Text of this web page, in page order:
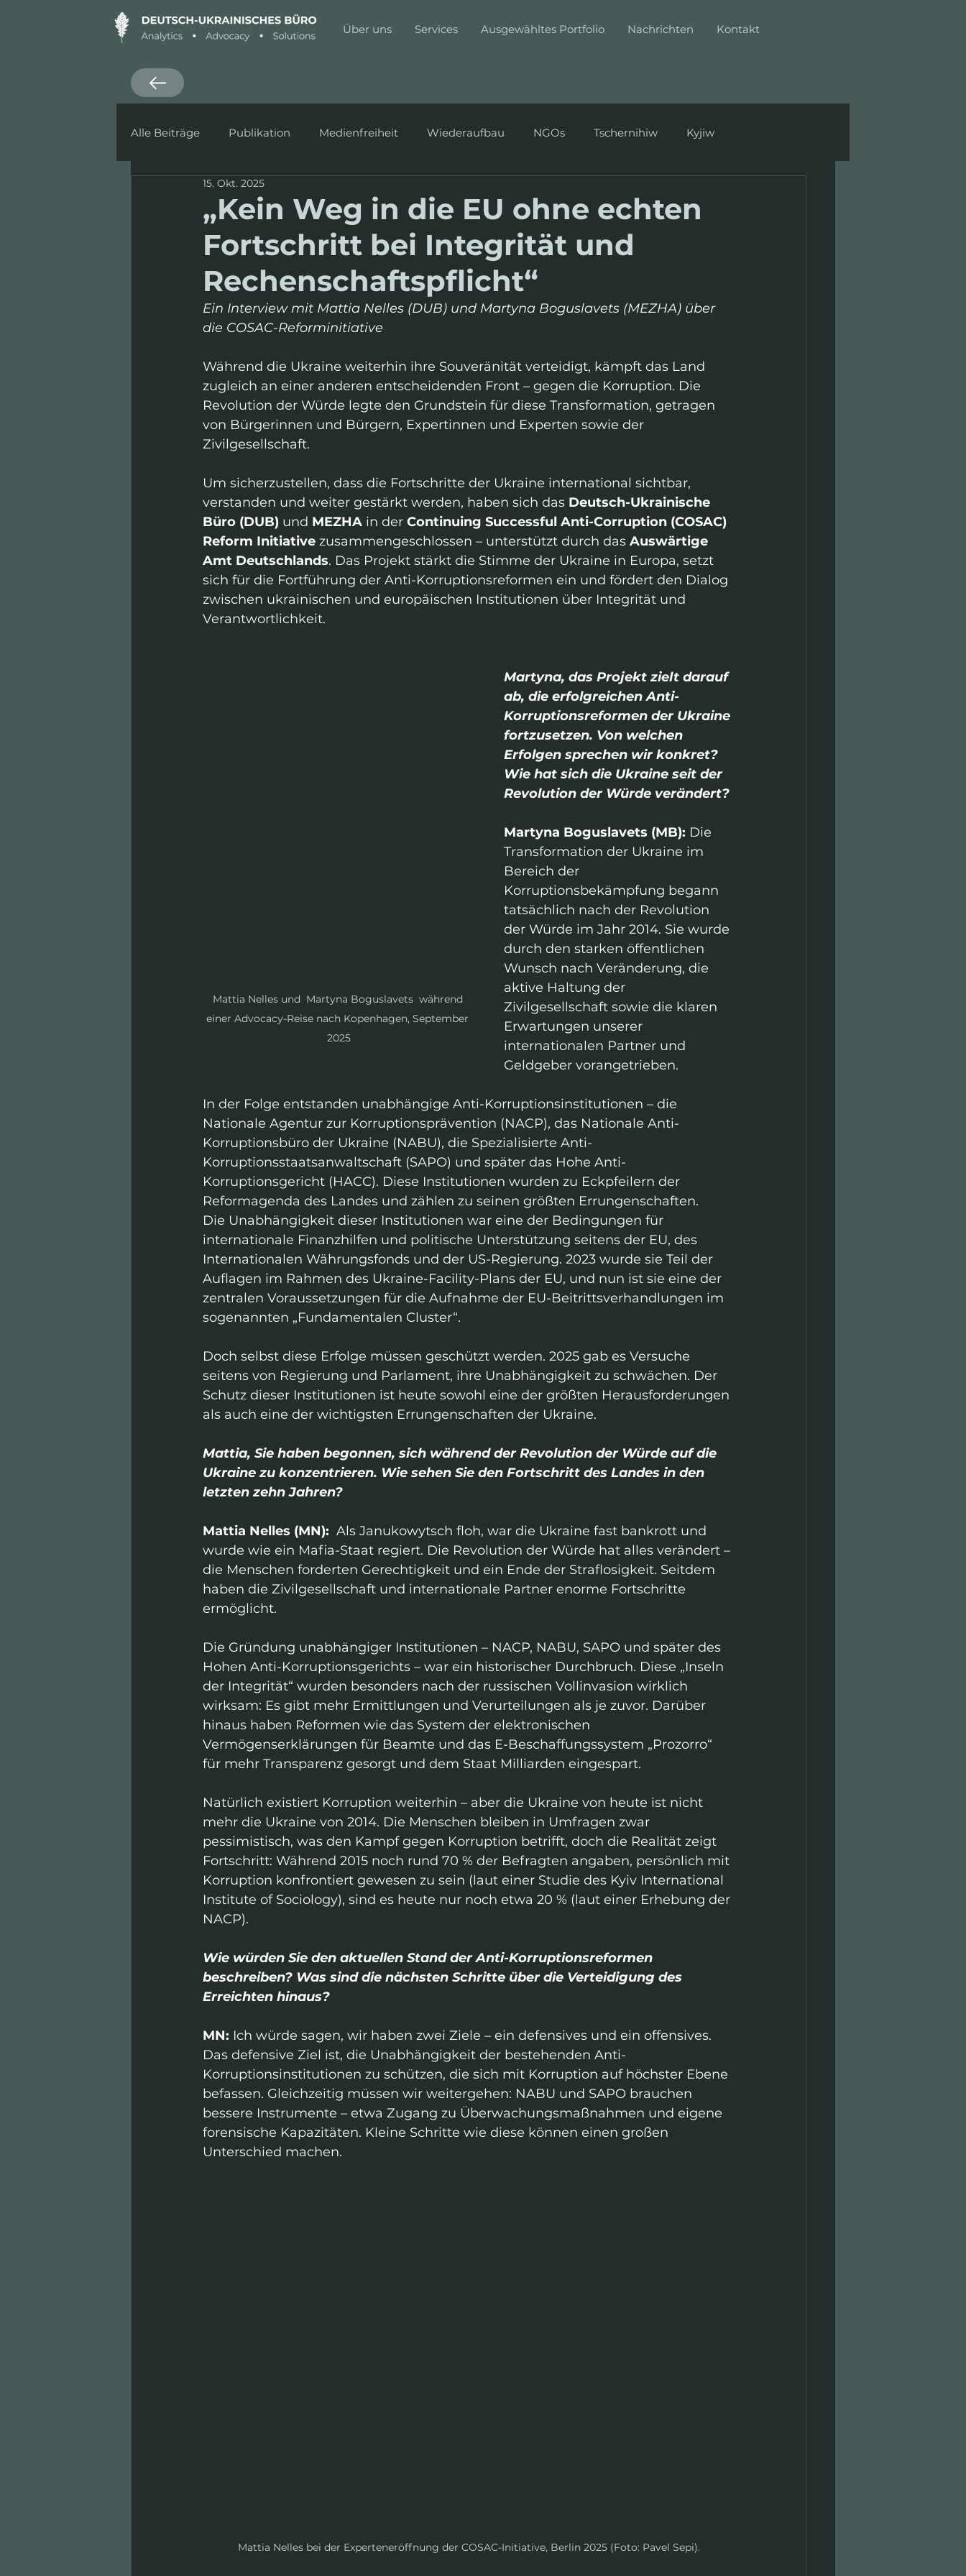
Über uns Services Ausgewähltes Portfolio Nachrichten Kontakt
Alle Beiträge Publikation Medienfreiheit Wiederaufbau NGOs Tschernihiw Kyjiw
Ankündigung Defence
„Kein Weg in die EU ohne echten
Fortschritt bei Integrität und
Rechenschaftspflicht“
15. Okt. 2025
Ein Interview mit Mattia Nelles (DUB) und Martyna Boguslavets (MEZHA) über
die COSAC-Reforminitiative
Während die Ukraine weiterhin ihre Souveränität verteidigt, kämpft das Land
zugleich an einer anderen entscheidenden Front – gegen die Korruption. Die
Revolution der Würde legte den Grundstein für diese Transformation, getragen
von Bürgerinnen und Bürgern, Expertinnen und Experten sowie der
Zivilgesellschaft.
Um sicherzustellen, dass die Fortschritte der Ukraine international sichtbar,
verstanden und weiter gestärkt werden, haben sich das Deutsch-Ukrainische
Büro (DUB) und MEZHA in der Continuing Successful Anti-Corruption (COSAC)
Reform Initiative zusammengeschlossen – unterstützt durch das Auswärtige
Amt Deutschlands. Das Projekt stärkt die Stimme der Ukraine in Europa, setzt
sich für die Fortführung der Anti-Korruptionsreformen ein und fördert den Dialog
zwischen ukrainischen und europäischen Institutionen über Integrität und
Verantwortlichkeit.
Mattia Nelles und  Martyna Boguslavets  während
einer Advocacy-Reise nach Kopenhagen, September
2025
Martyna, das Projekt zielt darauf
ab, die erfolgreichen Anti-
Korruptionsreformen der Ukraine
fortzusetzen. Von welchen
Erfolgen sprechen wir konkret?
Wie hat sich die Ukraine seit der
Revolution der Würde verändert?
Martyna Boguslavets (MB): Die
Transformation der Ukraine im
Bereich der
Korruptionsbekämpfung begann
tatsächlich nach der Revolution
der Würde im Jahr 2014. Sie wurde
durch den starken öffentlichen
Wunsch nach Veränderung, die
aktive Haltung der
Zivilgesellschaft sowie die klaren
Erwartungen unserer
internationalen Partner und
Geldgeber vorangetrieben.
In der Folge entstanden unabhängige Anti-Korruptionsinstitutionen – die
Nationale Agentur zur Korruptionsprävention (NACP), das Nationale Anti-
Korruptionsbüro der Ukraine (NABU), die Spezialisierte Anti-
Korruptionsstaatsanwaltschaft (SAPO) und später das Hohe Anti-
Korruptionsgericht (HACC). Diese Institutionen wurden zu Eckpfeilern der
Reformagenda des Landes und zählen zu seinen größten Errungenschaften.
Die Unabhängigkeit dieser Institutionen war eine der Bedingungen für
internationale Finanzhilfen und politische Unterstützung seitens der EU, des
Internationalen Währungsfonds und der US-Regierung. 2023 wurde sie Teil der
Auflagen im Rahmen des Ukraine-Facility-Plans der EU, und nun ist sie eine der
zentralen Voraussetzungen für die Aufnahme der EU-Beitrittsverhandlungen im
sogenannten „Fundamentalen Cluster“.
Doch selbst diese Erfolge müssen geschützt werden. 2025 gab es Versuche
seitens von Regierung und Parlament, ihre Unabhängigkeit zu schwächen. Der
Schutz dieser Institutionen ist heute sowohl eine der größten Herausforderungen
als auch eine der wichtigsten Errungenschaften der Ukraine.
Mattia, Sie haben begonnen, sich während der Revolution der Würde auf die
Ukraine zu konzentrieren. Wie sehen Sie den Fortschritt des Landes in den
letzten zehn Jahren?
Mattia Nelles (MN): Als Janukowytsch floh, war die Ukraine fast bankrott und
wurde wie ein Mafia-Staat regiert. Die Revolution der Würde hat alles verändert –
die Menschen forderten Gerechtigkeit und ein Ende der Straflosigkeit. Seitdem
haben die Zivilgesellschaft und internationale Partner enorme Fortschritte
ermöglicht.
Die Gründung unabhängiger Institutionen – NACP, NABU, SAPO und später des
Hohen Anti-Korruptionsgerichts – war ein historischer Durchbruch. Diese „Inseln
der Integrität“ wurden besonders nach der russischen Vollinvasion wirklich
wirksam: Es gibt mehr Ermittlungen und Verurteilungen als je zuvor. Darüber
hinaus haben Reformen wie das System der elektronischen
Vermögenserklärungen für Beamte und das E-Beschaffungssystem „Prozorro“
für mehr Transparenz gesorgt und dem Staat Milliarden eingespart.
Natürlich existiert Korruption weiterhin – aber die Ukraine von heute ist nicht
mehr die Ukraine von 2014. Die Menschen bleiben in Umfragen zwar
pessimistisch, was den Kampf gegen Korruption betrifft, doch die Realität zeigt
Fortschritt: Während 2015 noch rund 70 % der Befragten angaben, persönlich mit
Korruption konfrontiert gewesen zu sein (laut einer Studie des Kyiv International
Institute of Sociology), sind es heute nur noch etwa 20 % (laut einer Erhebung der
NACP).
Wie würden Sie den aktuellen Stand der Anti-Korruptionsreformen
beschreiben? Was sind die nächsten Schritte über die Verteidigung des
Erreichten hinaus?
MN: Ich würde sagen, wir haben zwei Ziele – ein defensives und ein offensives.
Das defensive Ziel ist, die Unabhängigkeit der bestehenden Anti-
Korruptionsinstitutionen zu schützen, die sich mit Korruption auf höchster Ebene
befassen. Gleichzeitig müssen wir weitergehen: NABU und SAPO brauchen
bessere Instrumente – etwa Zugang zu Überwachungsmaßnahmen und eigene
forensische Kapazitäten. Kleine Schritte wie diese können einen großen
Unterschied machen.
Mattia Nelles bei der Experteneröffnung der COSAC-Initiative, Berlin 2025 (Foto: Pavel Sepi).